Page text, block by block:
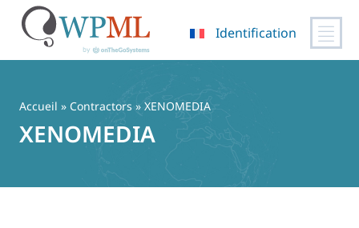
contenu
Identification
Accueil » Contractors » XENOMEDIA
XENOMEDIA